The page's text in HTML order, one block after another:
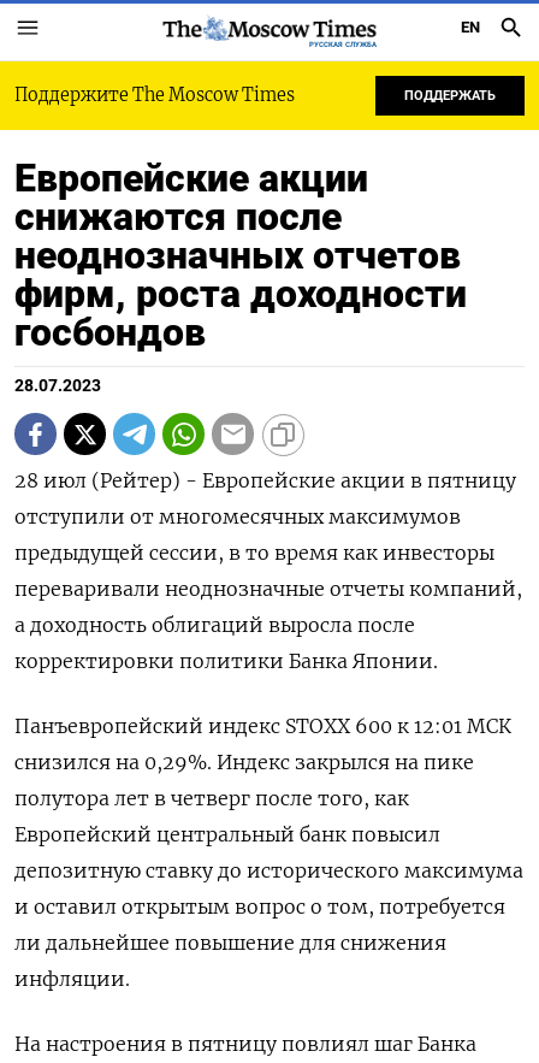
РУССКАЯ СЛУЖБА
EN
Поддержите The Moscow Times ПОДДЕРЖАТЬ
Европейские акции
снижаются после
неоднозначных отчетов
фирм, роста доходности
госбондов
28.07.2023
28 июл (Рейтер) - Европейские акции в пятницу
отступили от многомесячных максимумов
предыдущей сессии, в то время как инвесторы
переваривали неоднозначные отчеты компаний,
а доходность облигаций выросла после
корректировки политики Банка Японии.
Панъевропейский индекс STOXX 600 к 12:01 МСК
снизился на 0,29%. Индекс закрылся на пике
полутора лет в четверг после того, как
Европейский центральный банк повысил
депозитную ставку до исторического максимума
и оставил открытым вопрос о том, потребуется
ли дальнейшее повышение для снижения
инфляции.
На настроения в пятницу повлиял шаг Банка